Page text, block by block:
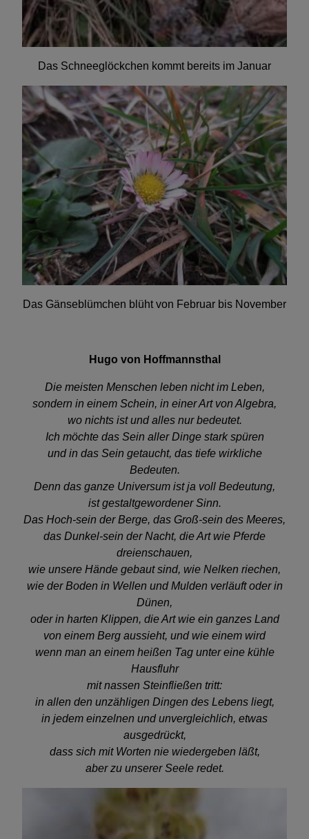
Das Schneeglöckchen kommt bereits im Januar
Das Gänseblümchen blüht von Februar bis November
Hugo von Hoffmannsthal
Die meisten Menschen leben nicht im Leben,
sondern in einem Schein, in einer Art von Algebra,
wo nichts ist und alles nur bedeutet.
Ich möchte das Sein aller Dinge stark spüren
und in das Sein getaucht, das tiefe wirkliche
Bedeuten.
Denn das ganze Universum ist ja voll Bedeutung,
ist gestaltgewordener Sinn.
Das Hoch-sein der Berge, das Groß-sein des Meeres,
das Dunkel-sein der Nacht, die Art wie Pferde
dreienschauen,
wie unsere Hände gebaut sind, wie Nelken riechen,
wie der Boden in Wellen und Mulden verläuft oder in
Dünen,
oder in harten Klippen, die Art wie ein ganzes Land
von einem Berg aussieht, und wie einem wird
wenn man an einem heißen Tag unter eine kühle
Hausfluhr
mit nassen Steinfließen tritt:
in allen den unzähligen Dingen des Lebens liegt,
in jedem einzelnen und unvergleichlich, etwas
ausgedrückt,
dass sich mit Worten nie wiedergeben läßt,
aber zu unserer Seele redet.